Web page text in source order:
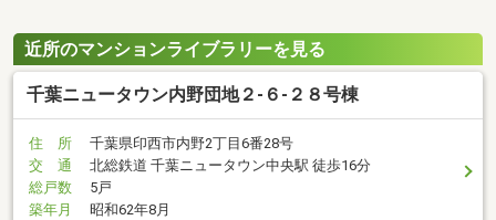
近所のマンションライブラリーを見る
千葉ニュータウン内野団地２-６-２８号棟
住 所
千葉県印西市内野2丁目6番28号
交 通
北総鉄道 千葉ニュータウン中央駅 徒歩16分
総戸数
5戸
築年月
昭和62年8月